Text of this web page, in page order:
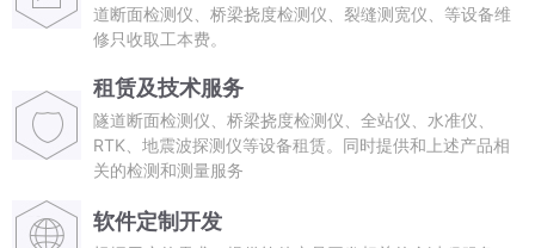
道断面检测仪、桥梁挠度检测仪、裂缝测宽仪、等设备维
修只收取工本费。
租赁及技术服务
隧道断面检测仪、桥梁挠度检测仪、全站仪、水准仪、
RTK、地震波探测仪等设备租赁。同时提供和上述产品相
关的检测和测量服务
软件定制开发